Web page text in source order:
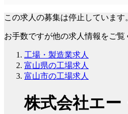
この求人の募集は停止しています
お手数ですが他の求人情報をご覧
工場・製造業求人
富山県の工場求人
富山市の工場求人
株式会社エー